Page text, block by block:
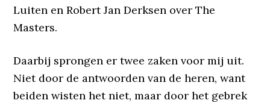
Luiten en Robert Jan Derksen over The
Masters.
Daarbij sprongen er twee zaken voor mij uit.
Niet door de antwoorden van de heren, want
beiden wisten het niet, maar door het gebrek